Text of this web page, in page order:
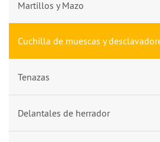
Martillos y Mazo
Cuchilla de muescas y
Tenazas
Delantales de herrador